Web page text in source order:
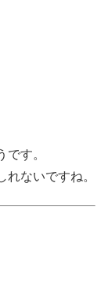
す。
ないですね。